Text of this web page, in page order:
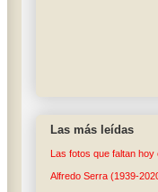
Las más leídas
Las fotos que faltan
Alfredo Serra (1939-